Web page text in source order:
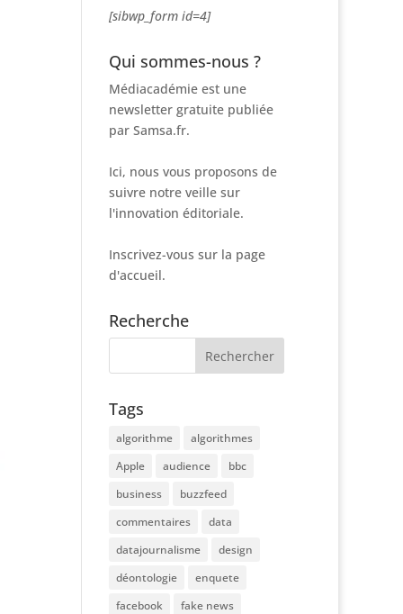
[sibwp_form id=4]
Qui sommes-nous ?
Médiacadémie est une
newsletter gratuite publiée
par Samsa.fr.
Ici, nous vous proposons de
suivre notre veille sur
l'innovation éditoriale.
Inscrivez-vous sur la page
d'accueil.
Recherche
Tags
algorithme
algorithmes
Apple
audience
bbc
business
buzzfeed
commentaires
data
datajournalisme
design
déontologie
enquete
facebook
fake news